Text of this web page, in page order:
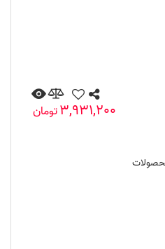
3,931,200تومان